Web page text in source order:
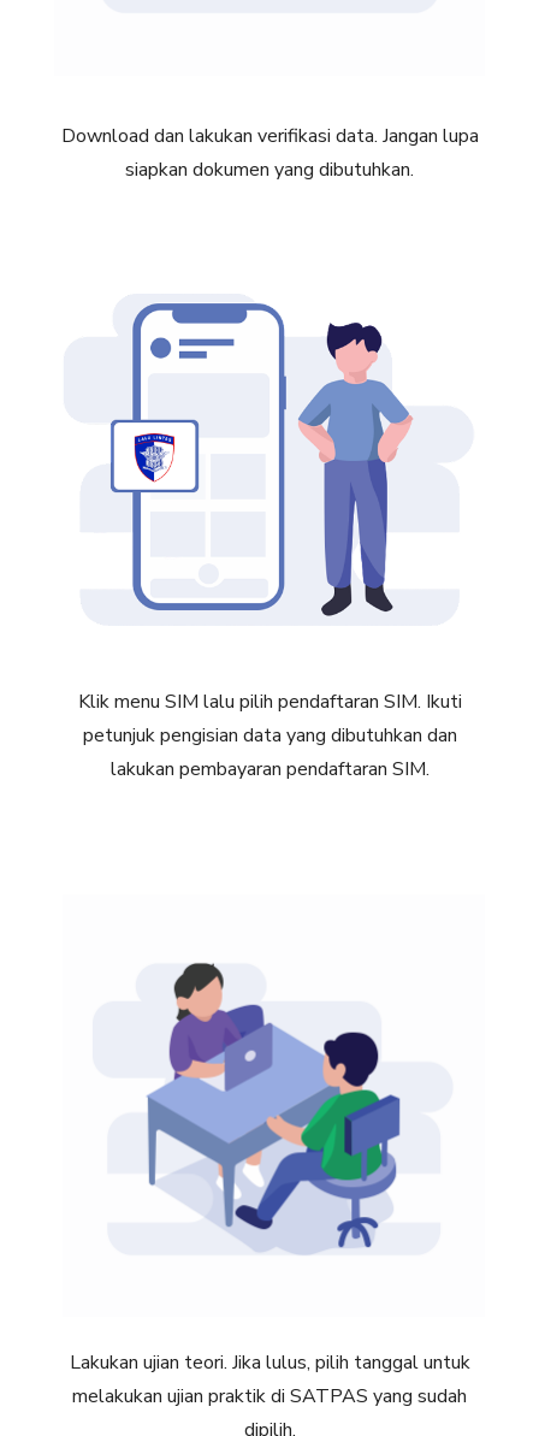
Download dan lakukan verifikasi data. Jangan lupa
siapkan dokumen yang dibutuhkan.
Klik menu SIM lalu pilih pendaftaran SIM. Ikuti
petunjuk pengisian data yang dibutuhkan dan
lakukan pembayaran pendaftaran SIM.
Lakukan ujian teori. Jika lulus, pilih tanggal untuk
melakukan ujian praktik di SATPAS yang sudah
dipilih.